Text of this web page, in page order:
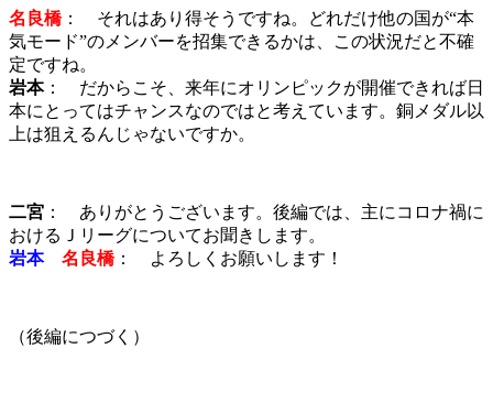
名良橋： それはあり得そうですね。どれだけ他の国が“本
気モード”のメンバーを招集できるかは、この状況だと不確
定ですね。
岩本： だからこそ、来年にオリンピックが開催できれば日
本にとってはチャンスなのではと考えています。銅メダル以
上は狙えるんじゃないですか。
二宮 ： ありがとうございます。後編では、主にコロナ禍に
おけるＪリーグについてお聞きします。
岩本 名良橋： よろしくお願いします！
（後編につづく）